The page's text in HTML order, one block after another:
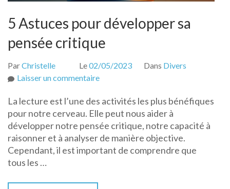
5 Astuces pour développer sa
pensée critique
ParChristelle Le02/05/2023 Dans Divers
Laisser un commentairesur
Astuces
pour
développer
sa
pensée
La lecture est l’une des activités les plus bénéfiques
pour notre cerveau. Elle peut nous aider à
développer notre pensée critique, notre capacité à
raisonner et à analyser de manière objective.
Cependant, il est important de comprendre que
tous les …